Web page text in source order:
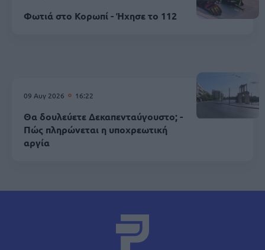
Φωτιά στο Κορωπί - Ήχησε το 112
09 Αυγ 2026 16:22
Θα δουλεύετε Δεκαπενταύγουστο; -
Πώς πληρώνεται η υποχρεωτική
αργία